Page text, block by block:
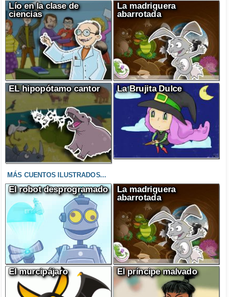
Lío en la clase de
ciencias
La madriguera
abarrotada
EL hipopótamo cantor La Brujita Dulce
MÁS CUENTOS ILUSTRADOS...
El robot desprogramado
La madriguera
abarrotada
El murcipájaro El príncipe malvado